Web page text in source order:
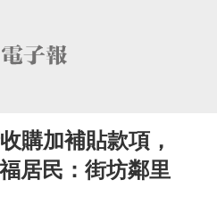
購加補貼款項，
居民：街坊鄰里